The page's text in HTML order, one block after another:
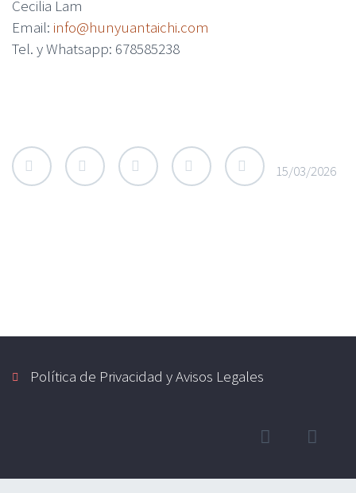
Cecilia Lam
Email: info@hunyuantaichi.com
Tel. y Whatsapp: 678585238
15/03/2026
Política de Privacidad y Avisos Legales